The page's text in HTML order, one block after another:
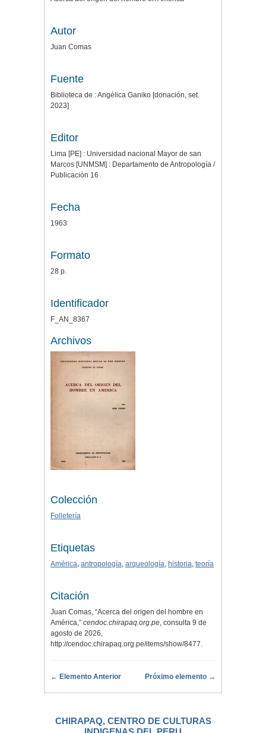
Autor
Juan Comas
Fuente
Biblioteca de : Angélica Ganiko [donación, set.
2023]
Editor
Lima [PE] : Universidad nacional Mayor de san
Marcos [UNMSM] : Departamento de Antropología /
Publicación 16
Fecha
1963
Formato
28 p.
Identificador
F_AN_8367
Archivos
Colección
Folletería
Etiquetas
América, antropología, arqueología, historia, teoría
Citación
Juan Comas, “Acerca del origen del hombre en
América,” cendoc.chirapaq.org.pe, consulta 9 de
agosto de 2026,
http://cendoc.chirapaq.org.pe/items/show/8477.
← Elemento Anterior Próximo elemento →
CHIRAPAQ, CENTRO DE CULTURAS